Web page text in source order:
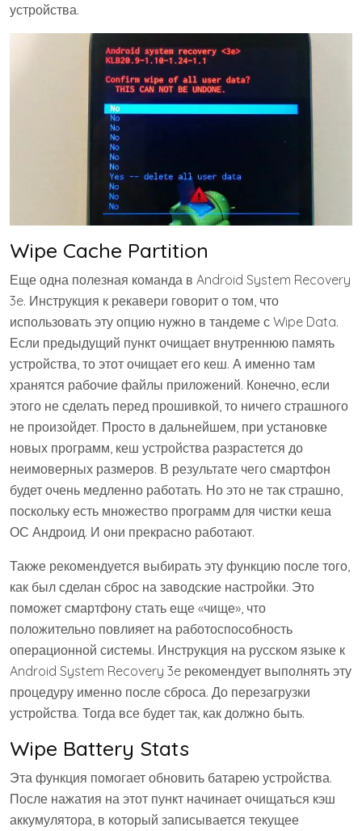
устройства.
Wipe Cache Partition
Еще одна полезная команда в Android System Recovery
3e. Инструкция к рекавери говорит о том, что
использовать эту опцию нужно в тандеме с Wipe Data.
Если предыдущий пункт очищает внутреннюю память
устройства, то этот очищает его кеш. А именно там
хранятся рабочие файлы приложений. Конечно, если
этого не сделать перед прошивкой, то ничего страшного
не произойдет. Просто в дальнейшем, при установке
новых программ, кеш устройства разрастется до
неимоверных размеров. В результате чего смартфон
будет очень медленно работать. Но это не так страшно,
поскольку есть множество программ для чистки кеша
ОС Андроид. И они прекрасно работают.
Также рекомендуется выбирать эту функцию после того,
как был сделан сброс на заводские настройки. Это
поможет смартфону стать еще «чище», что
положительно повлияет на работоспособность
операционной системы. Инструкция на русском языке к
Android System Recovery 3e рекомендует выполнять эту
процедуру именно после сброса. До перезагрузки
устройства. Тогда все будет так, как должно быть.
Wipe Battery Stats
Эта функция помогает обновить батарею устройства.
После нажатия на этот пункт начинает очищаться кэш
аккумулятора, в который записывается текущее